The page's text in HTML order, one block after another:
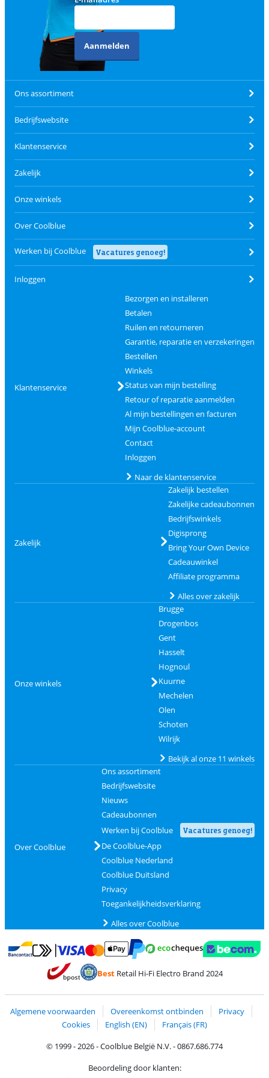
Aanmelden
Ons assortiment
Bedrijfswebsite
Klantenservice
Zakelijk
Onze winkels
Over Coolblue
Werken bij Coolblue Vacatures genoeg!
Inloggen
Klantenservice
Bezorgen en installeren
Betalen
Ruilen en retourneren
Garantie, reparatie en verzekeringen
Bestellen
Winkels
Status van mijn bestelling
Retour of reparatie aanmelden
Al mijn bestellingen en facturen
Mijn Coolblue-account
Contact
Inloggen
Naar de klantenservice
Zakelijk
Zakelijk bestellen
Zakelijke cadeaubonnen
Bedrijfswinkels
Digisprong
Bring Your Own Device
Cadeauwinkel
Affiliate programma
Alles over zakelijk
Onze winkels
Brugge
Drogenbos
Gent
Hasselt
Hognoul
Kuurne
Mechelen
Olen
Schoten
Wilrijk
Bekijk al onze 11 winkels
Over Coolblue
Ons assortiment
Bedrijfswebsite
Nieuws
Cadeaubonnen
Werken bij Coolblue
Vacatures genoeg!
De Coolblue-App
Coolblue Nederland
Coolblue Duitsland
Privacy
Toegankelijkheidsverklaring
Alles over Coolblue
Betalen met Bancontact
Betalen met MasterCard en Visa via ClickToPay
BestRetail Hi-Fi Electro Brand 2024
Algemene voorwaarden Overeenkomst ontbinden
Privacy
Cookies
English (EN)
Français (FR)
© 1999 - 2026 - Coolblue België N.V. - 0867.686.774
Beoordeling door klanten: